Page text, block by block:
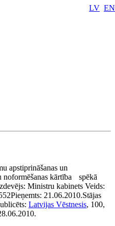
LV EN
apstiprināšanas un
noformēšanas kārtība
spēkā
Ministru kabinets Veids:
Pieņemts: 21.06.2010.Stājas
Latvijas Vēstnesis, 100,